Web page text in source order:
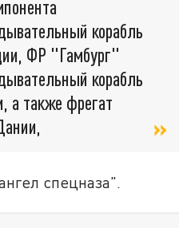
корабль
ФР "Гамбург"
корабль
а также фрегат
спецназа".